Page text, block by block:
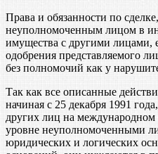
Права и обязанности по
неуполномоченным лицом в
имущества с другими лицами,
одобрения представляемого
без полномочий как у
Так как все описанные
начиная с 25 декабря 1991
других лиц на
уровне неуполномоченными
юридических и логических